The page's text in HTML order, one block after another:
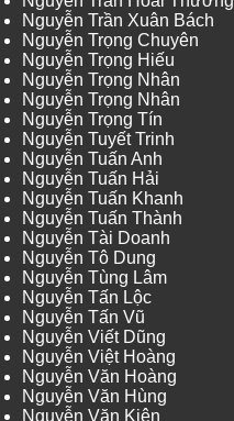
Nguyễn Trần Xuân Bách
Nguyễn Trọng Chuyên
Nguyễn Trọng Hiếu
Nguyễn Trọng Nhân
Nguyễn Trọng Nhân
Nguyễn Trọng Tín
Nguyễn Tuyết Trinh
Nguyễn Tuấn Anh
Nguyễn Tuấn Hải
Nguyễn Tuấn Khanh
Nguyễn Tuấn Thành
Nguyễn Tài Doanh
Nguyễn Tô Dung
Nguyễn Tùng Lâm
Nguyễn Tấn Lộc
Nguyễn Tấn Vũ
Nguyễn Viết Dũng
Nguyễn Việt Hoàng
Nguyễn Văn Hoàng
Nguyễn Văn Hùng
Nguyễn Văn Kiên